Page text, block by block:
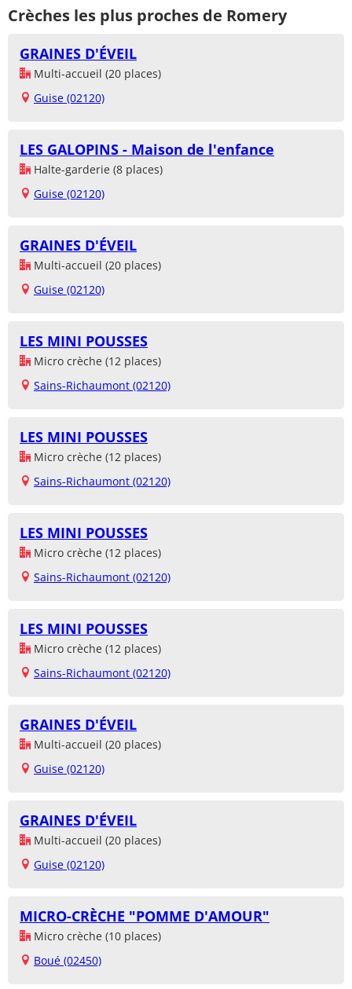
Crèches les plus proches de Romery
GRAINES D'ÉVEIL
Multi-accueil (20 places)
Guise (02120)
LES GALOPINS - Maison de l'enfance
Halte-garderie (8 places)
Guise (02120)
GRAINES D'ÉVEIL
Multi-accueil (20 places)
Guise (02120)
LES MINI POUSSES
Micro crèche (12 places)
Sains-Richaumont (02120)
LES MINI POUSSES
Micro crèche (12 places)
Sains-Richaumont (02120)
LES MINI POUSSES
Micro crèche (12 places)
Sains-Richaumont (02120)
LES MINI POUSSES
Micro crèche (12 places)
Sains-Richaumont (02120)
GRAINES D'ÉVEIL
Multi-accueil (20 places)
Guise (02120)
GRAINES D'ÉVEIL
Multi-accueil (20 places)
Guise (02120)
MICRO-CRÈCHE "POMME D'AMOUR"
Micro crèche (10 places)
Boué (02450)